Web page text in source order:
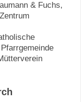
& Fuchs,